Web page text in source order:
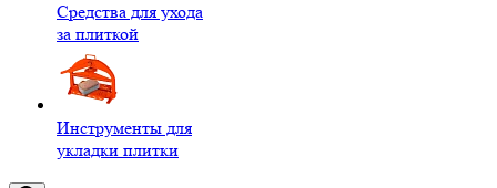
Средства для ухода
за плиткой
Инструменты для
укладки плитки